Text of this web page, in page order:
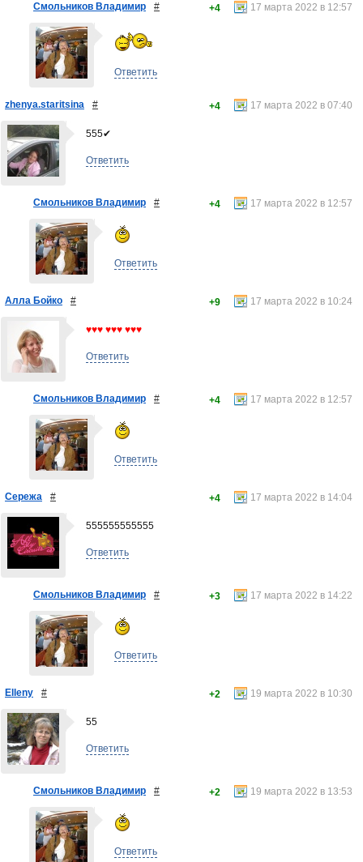
Смольников Владимир # 17 марта 2022 в 12:57
+4
Ответить
zhenya.staritsina # 17 марта 2022 в 07:40
+4
555✔
Ответить
Смольников Владимир # 17 марта 2022 в 12:57
+4
Ответить
Алла Бойко # 17 марта 2022 в 10:24
+9
♥♥♥ ♥♥♥ ♥♥♥
Ответить
Смольников Владимир # 17 марта 2022 в 12:57
+4
Ответить
Сережа # 17 марта 2022 в 14:04
+4
555555555555
Ответить
Смольников Владимир # 17 марта 2022 в 14:22
+3
Ответить
Elleny # 19 марта 2022 в 10:30
+2
55
Ответить
Смольников Владимир # 19 марта 2022 в 13:53
+2
Ответить